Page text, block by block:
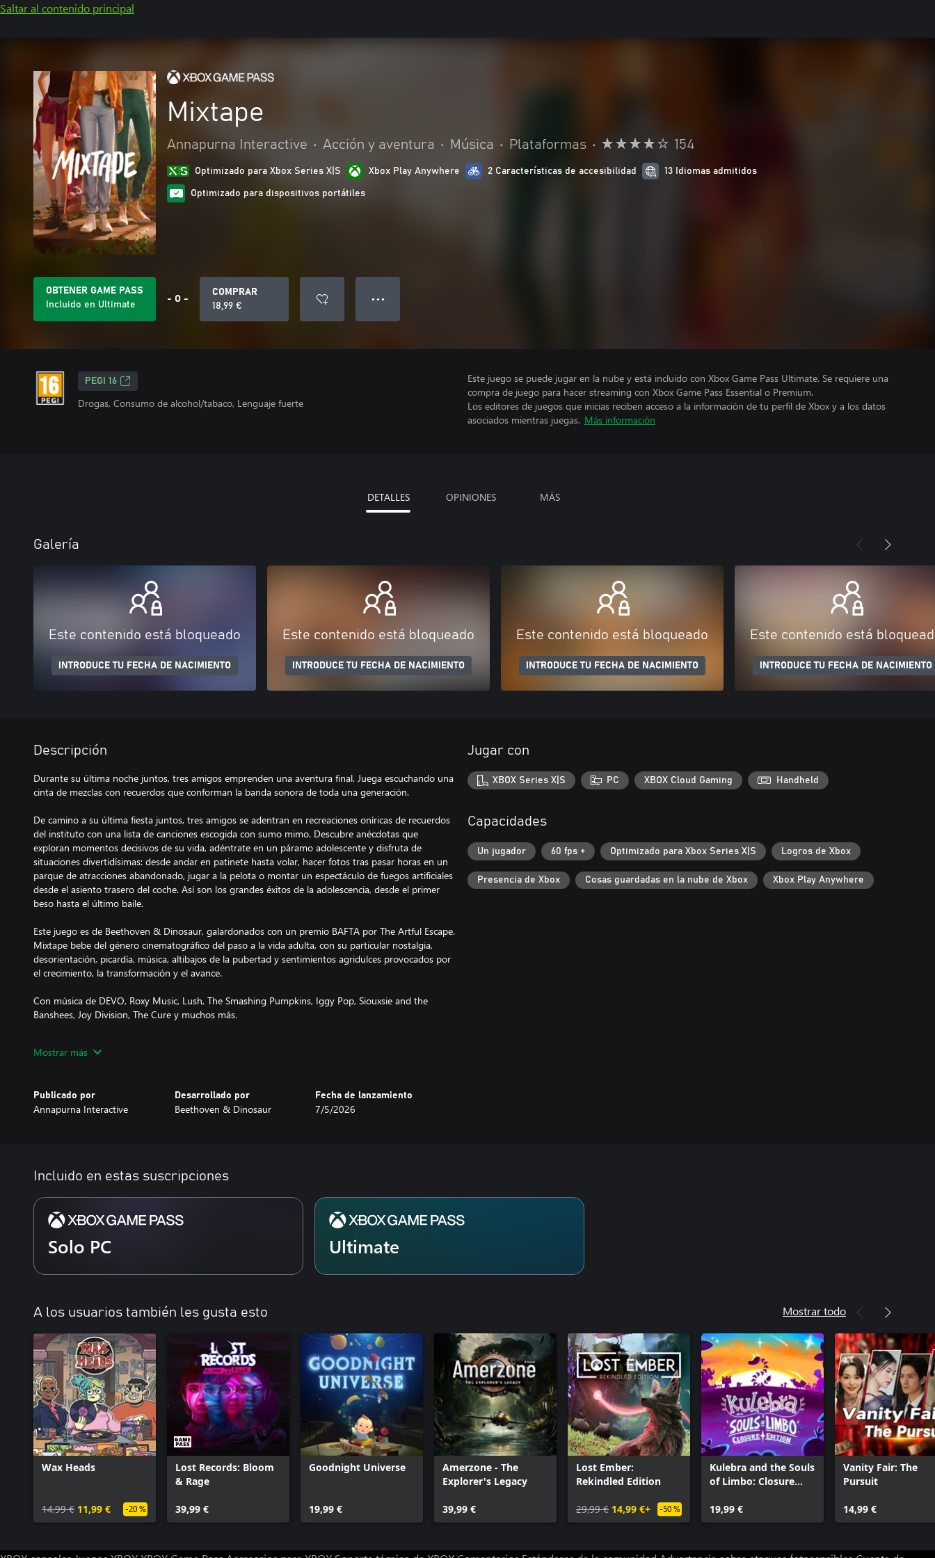
Saltar al contenido principal
Mixtape
Annapurna Interactive • Acción y aventura • Música • Plataformas • 154
Optimizado para Xbox Series X|S Xbox Play Anywhere 2 Características de accesibilidad 13 Idiomas admitidos
Optimizado para dispositivos portátiles
OBTENER GAME PASS
Incluido en Ultimate
- O -
COMPRAR
18,99 €
● ● ●
PEGI 16
Drogas, Consumo de alcohol/tabaco, Lenguaje fuerte
Este juego se puede jugar en la nube y está incluido con Xbox Game Pass Ultimate. Se requiere una
compra de juego para hacer streaming con Xbox Game Pass Essential o Premium.
Los editores de juegos que inicias reciben acceso a la información de tu perfil de Xbox y a los datos
asociados mientras juegas. Más información
DETALLES OPINIONES MÁS
Galería
Este contenido está bloqueado
INTRODUCE TU FECHA DE NACIMIENTO
Este contenido está bloqueado
INTRODUCE TU FECHA DE NACIMIENTO
Este contenido está bloqueado
INTRODUCE TU FECHA DE NACIMIENTO
Este contenido está
INTRODUCE TU FECHA DE NACIMIENTO
Descripción
Durante su última noche juntos, tres amigos emprenden una aventura final. Juega escuchando una
cinta de mezclas con recuerdos que conforman la banda sonora de toda una generación.
De camino a su última fiesta juntos, tres amigos se adentran en recreaciones oníricas de recuerdos
del instituto con una lista de canciones escogida con sumo mimo. Descubre anécdotas que
exploran momentos decisivos de su vida, adéntrate en un páramo adolescente y disfruta de
situaciones divertidísimas: desde andar en patinete hasta volar, hacer fotos tras pasar horas en un
parque de atracciones abandonado, jugar a la pelota o montar un espectáculo de fuegos artificiales
desde el asiento trasero del coche. Así son los grandes éxitos de la adolescencia, desde el primer
beso hasta el último baile.
Este juego es de Beethoven & Dinosaur, galardonados con un premio BAFTA por The Artful Escape.
Mixtape bebe del género cinematográfico del paso a la vida adulta, con su particular nostalgia,
desorientación, picardía, música, altibajos de la pubertad y sentimientos agridulces provocados por
el crecimiento, la transformación y el avance.
Con música de DEVO, Roxy Music, Lush, The Smashing Pumpkins, Iggy Pop, Siouxsie and the
Banshees, Joy Division, The Cure y muchos más.
Mostrar más
Publicado por
Annapurna Interactive
Desarrollado por
Beethoven & Dinosaur
Fecha de lanzamiento
7/5/2026
Jugar con
XBOX Series X|S PC XBOX Cloud Gaming Handheld
Capacidades
Un jugador 60 fps + Optimizado para Xbox Series X|S Logros de Xbox
Presencia de Xbox Cosas guardadas en la nube de Xbox Xbox Play Anywhere
Incluido en estas suscripciones
Solo PC Ultimate
A los usuarios también les gusta esto Mostrar todo
Wax Heads
14,99 € 11,99 € -20 %
Lost Records: Bloom
& Rage
39,99 €
Goodnight Universe
19,99 €
Amerzone - The
Explorer's Legacy
39,99 €
Lost Ember:
Rekindled Edition
29,99 € 14,99 €+ -50 %
Kulebra and the Souls
of Limbo: Closure
19,99 €
Vanity Fair: The
Pursuit
14,99 €